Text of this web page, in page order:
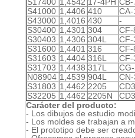
S41000 1,4406 410 CA-
S43000 1,4016 430 -
S30400 1,4301 304 CF-
S30403 1,4306 304L CF-
S31600 1,4401 316 CF-
S31603 1,4404 316L CF-
S31703 1,4438 317L
N08904 1,4539 904L
S31803 1,4462 2205
S32205 1,4462 2205N
Carácter del producto:
- Los dibujos de estudio
- Los moldes se trabajan a
- El prototipo debe ser